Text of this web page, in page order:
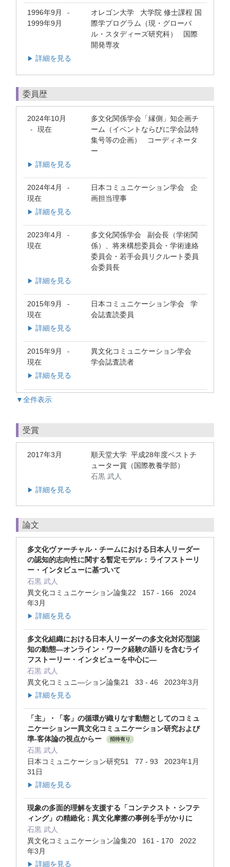
1996年9月 -
1999年9月
オレゴン大学 大学院 修士課程 国
際学プログラム（現・グローバ
ル・スタディーズ研究科） 国際
開発専攻
▶ 詳細を見る
委員歴
2024年10月
- 現在
多文化関係学会「縁側」知企画チ
ーム（イベントならびに学会誌特
集号等の企画） コーディネータ
ー
▶ 詳細を見る
2024年4月 -
現在
日本コミュニケーション学会 企
画担当理事
▶ 詳細を見る
2023年4月 -
現在
多文化関係学会 副会長（学術関
係）、将来構想委員会・学術連絡
委員会・若手会員リクルート委員
会委員長
▶ 詳細を見る
2015年9月 -
現在
日本コミュニケーション学会 学
会誌査読委員
▶ 詳細を見る
2015年9月 -
現在
異文化コミュニケーション学会
学会誌査読者
▶ 詳細を見る
▼全件表示
受賞
2017年3月
順天堂大学 平成28年度ベストチ
ューター賞（国際教養学部）
石黒 武人
▶ 詳細を見る
論文
多文化ヴァーチャル・チームにおける日本人リーダー
の認知的志向性に関する暫定モデル：ライフストーリ
ー・インタビューに基づいて
石黒 武人
異文化コミュニケーション論集22 157 - 166 2024
年3月
▶ 詳細を見る
多文化組織における日本人リーダーの多文化対応型認
知の動態―オンライン・ワーク経験の語りを含むライ
フストーリー・インタビューを中心に—
石黒 武人
異文化コミュニ―ション論集21 33 - 46 2023年3月
▶ 詳細を見る
「主」・「客」の循環が織りなす動態としてのコミュ
ニケーションー異文化コミュニケーション研究および
準-客体論の視点からー
招待有り
石黒 武人
日本コミュニケーション研究51 77 - 93 2023年1月
31日
▶ 詳細を見る
現象の多面的理解を支援する「コンテクスト・シフテ
ィング」の精緻化：異文化摩擦の事例を手がかりに
石黒 武人
異文化コミュニケーション論集20 161 - 170 2022
年3月
▶ 詳細を見る